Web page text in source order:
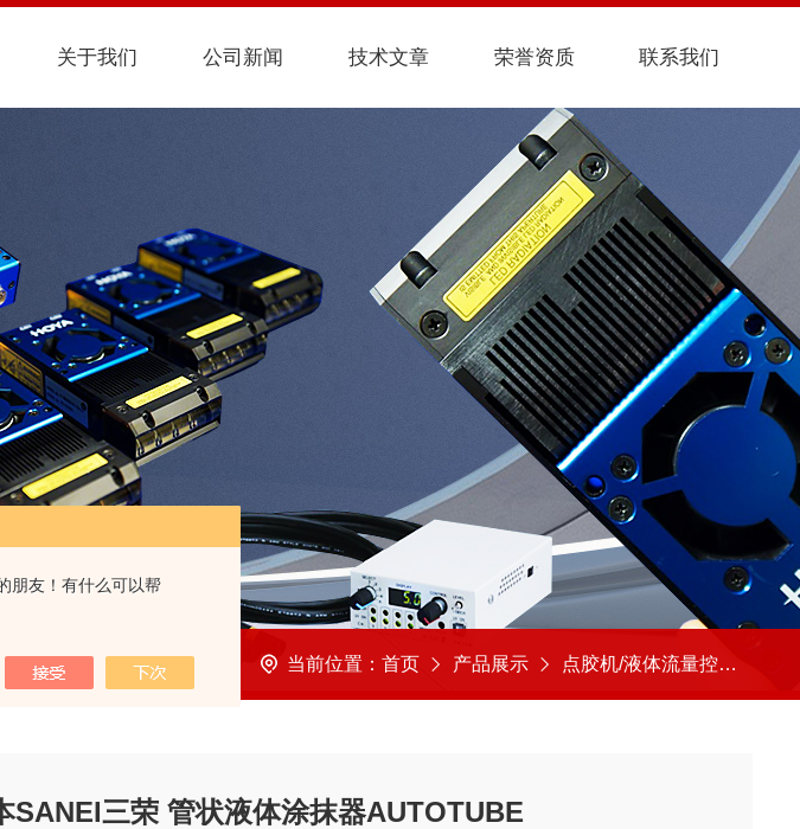
朋友！有什么可以帮
关于我们 公司新闻 技术文章 荣誉资质 联系我们
当前位置： 首页 产品展示 点胶机/液体流量控制
SANEI三荣 管状液体涂抹器AUTOTUBE